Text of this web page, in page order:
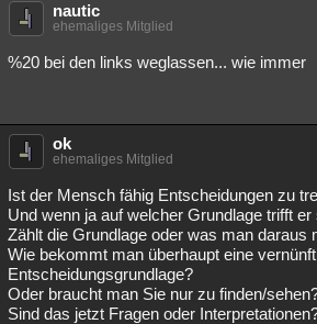
nautic
ehemaliges Mitglied
%20 bei den links weglassen... wie immer
ok
ehemaliges Mitglied
Ist der Mensch fähig Entscheidungen zu
Und wenn ja auf welcher Grundlage trifft er
Zählt die Grundlage oder was man daraus
Wie bekommt man überhaupt eine
Entscheidungsgrundlage?
Oder braucht man Sie nur zu finden/
Sind das jetzt Fragen oder